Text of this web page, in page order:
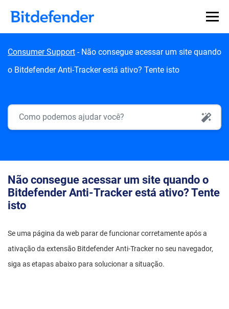
Consumer Support - Não consegue acessar um site quando
o Bitdefender Anti-Tracker está ativo? Tente isto
Não consegue acessar um site quando o
Bitdefender Anti-Tracker está ativo? Tente
isto
Se uma página da web parar de funcionar corretamente após a
ativação da extensão Bitdefender Anti-Tracker no seu navegador,
siga as etapas abaixo para solucionar a situação.